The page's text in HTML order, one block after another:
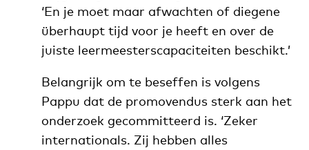
‘En je moet maar afwachten of diegene
überhaupt tijd voor je heeft en over de
juiste leermeesterscapaciteiten beschikt.’
Belangrijk om te beseffen is volgens
Pappu dat de promovendus sterk aan het
onderzoek gecommitteerd is. ‘Zeker
internationals. Zij hebben alles